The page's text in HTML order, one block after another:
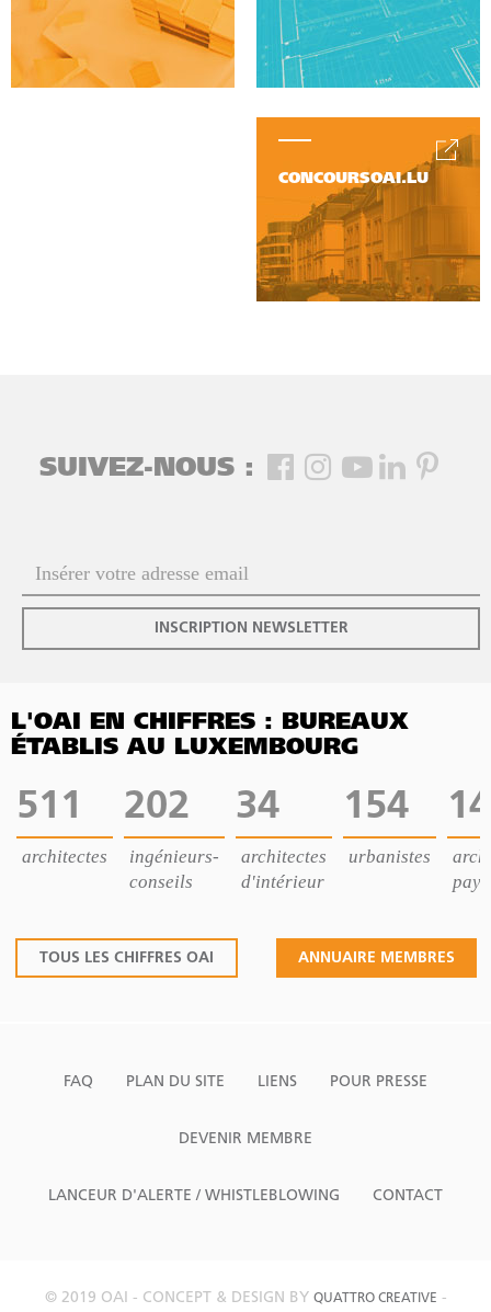
CONCOURSOAI.LU
SUIVEZ-NOUS :
INSCRIPTION NEWSLETTER
L'OAI EN CHIFFRES : BUREAUX
ÉTABLIS AU LUXEMBOURG
511
architectes
202
ingénieurs-
conseils
34
architectes
d'intérieur
154
urbanistes
14
TOUS LES CHIFFRES OAI ANNUAIRE MEMBRES
FAQ PLAN DU SITE LIENS POUR PRESSE
DEVENIR MEMBRE
LANCEUR D'ALERTE / WHISTLEBLOWING CONTACT
© 2019 OAI - CONCEPT & DESIGN BY QUATTRO CREATIVE -